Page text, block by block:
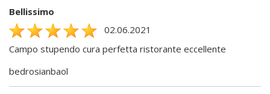
Bellissimo
02.06.2021
Campo stupendo cura perfetta ristorante eccellente
bedrosianbaol